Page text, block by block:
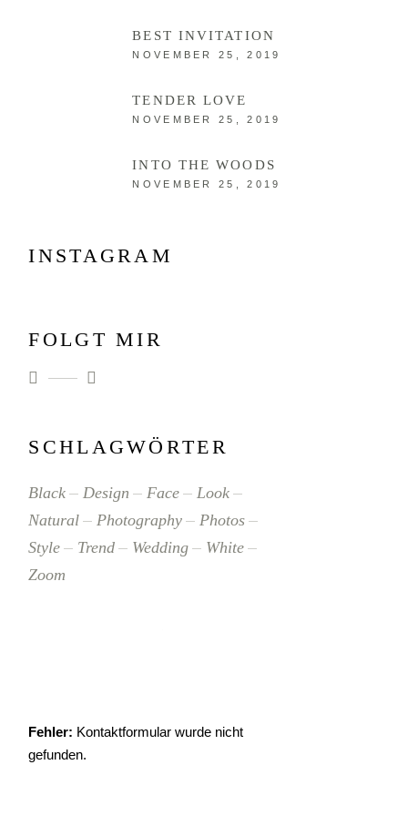
BEST INVITATION
NOVEMBER 25, 2019
TENDER LOVE
NOVEMBER 25, 2019
INTO THE WOODS
NOVEMBER 25, 2019
INSTAGRAM
FOLGT MIR
SCHLAGWÖRTER
Black Design Face
Look
Natural
Photography
Photos
Style
Trend Wedding
White
Zoom
Fehler: Kontaktformular wurde nicht
gefunden.